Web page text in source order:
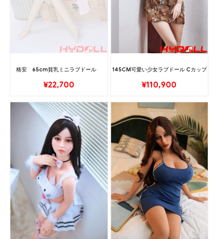
格安 65cm貧乳ミニラブドール
¥22,700
145CM可愛い少女ラブドール Cカップ
¥110,900